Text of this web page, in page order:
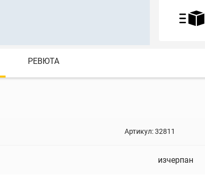
РЕВЮТА
Артикул:32811
изчерпан